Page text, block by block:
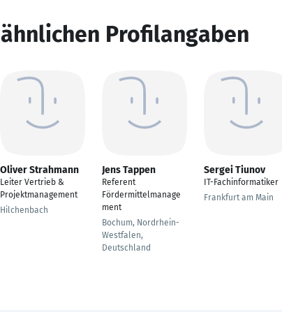
Profilangaben
Oliver Strahmann
Leiter Vertrieb &
Projektmanagement
Hilchenbach
Jens Tappen
Referent
Fördermittelmanage
ment
Bochum, Nordrhein-
Westfalen,
Deutschland
Sergei Tiunov
IT-Fachinformatiker
Frankfurt am Main